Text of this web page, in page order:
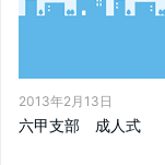
2013年2月13日
六甲支部 成人式